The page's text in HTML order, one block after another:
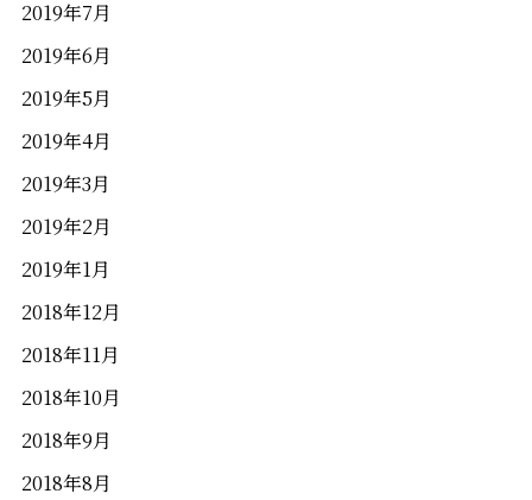
2019年7月
2019年6月
2019年5月
2019年4月
2019年3月
2019年2月
2019年1月
2018年12月
2018年11月
2018年10月
2018年9月
2018年8月